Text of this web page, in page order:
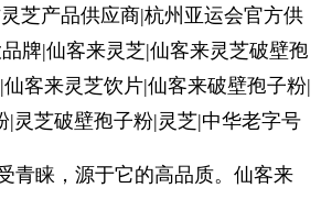
青睐，源于它的高品质。仙客来